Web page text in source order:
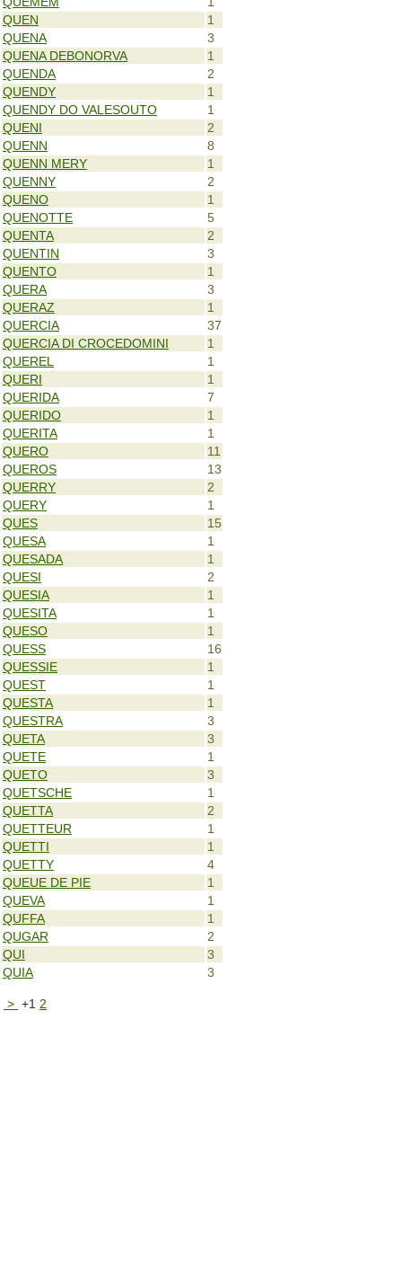
QUEN
1
QUENA
3
QUENA DEBONORVA
1
QUENDA
2
QUENDY
1
QUENDY DO VALESOUTO
1
QUENI
2
QUENN
8
QUENN MERY
1
QUENNY
2
QUENO
1
QUENOTTE
5
QUENTA
2
QUENTIN
3
QUENTO
1
QUERA
3
QUERAZ
1
QUERCIA
37
QUERCIA DI CROCEDOMINI
1
QUEREL
1
QUERI
1
QUERIDA
7
QUERIDO
1
QUERITA
1
QUERO
11
QUEROS
13
QUERRY
2
QUERY
1
QUES
15
QUESA
1
QUESADA
1
QUESI
2
QUESIA
1
QUESITA
1
QUESO
1
QUESS
16
QUESSIE
1
QUEST
1
QUESTA
1
QUESTRA
3
QUETA
3
QUETE
1
QUETO
3
QUETSCHE
1
QUETTA
2
QUETTEUR
1
QUETTI
1
QUETTY
4
QUEUE DE PIE
1
QUEVA
1
QUFFA
1
QUGAR
2
QUI
3
QUIA
3
> +1 2